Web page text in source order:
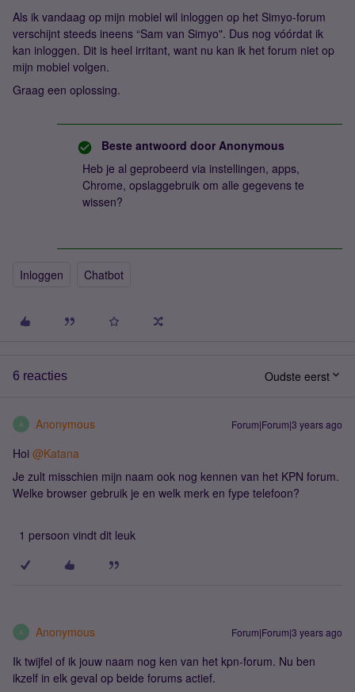
Als ik vandaag op mijn mobiel wil inloggen op het Simyo-forum
verschijnt steeds ineens “Sam van Simyo". Dus nog vóórdat ik
kan inloggen. Dit is heel irritant, want nu kan ik het forum niet op
mijn mobiel volgen.
Graag een oplossing.
Beste antwoord door Anonymous
Heb je al geprobeerd via instellingen, apps,
Chrome, opslaggebruik om alle gegevens te
wissen?
Inloggen Chatbot
6 reacties Oudste eerst
A Anonymous Forum|Forum|3 years ago
Hoi @Katana
Je zult misschien mijn naam ook nog kennen van het KPN forum.
Welke browser gebruik je en welk merk en fype telefoon?
1 persoon vindt dit leuk
A Anonymous Forum|Forum|3 years ago
Ik twijfel of ik jouw naam nog ken van het kpn-forum. Nu ben
ikzelf in elk geval op beide forums actief.